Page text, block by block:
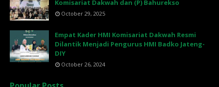
Komisariat Dakwah dan (P) Bahurekso
October 29, 2025
Empat Kader HMI Komisariat Dakwah Resmi
Dilantik Menjadi Pengurus HMI Badko Jateng-
DIY
October 26, 2024